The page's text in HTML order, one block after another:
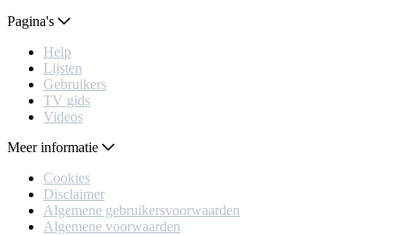
Pagina's
Help
Lijsten
Gebruikers
TV gids
Videos
Meer informatie
Cookies
Disclaimer
Algemene gebruikersvoorwaarden
Algemene voorwaarden